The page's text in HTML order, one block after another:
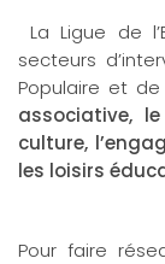
La Ligue de
secteurs
Populaire et de
associative,
culture,
les loisirs
Pour faire